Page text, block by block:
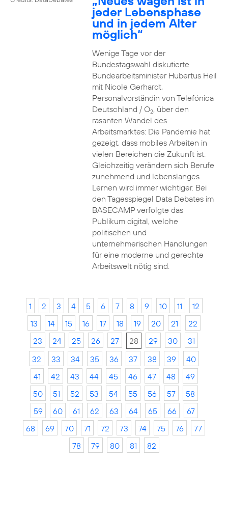
jeder Lebensphase
und in jedem Alter
möglich“
Wenige Tage vor der
Bundestagswahl diskutierte
Bundearbeitsminister Hubertus Heil
mit Nicole Gerhardt,
Personalvorständin von Telefónica
Deutschland / O2, über den
rasanten Wandel des
Arbeitsmarktes: Die Pandemie hat
gezeigt, dass mobiles Arbeiten in
vielen Bereichen die Zukunft ist.
Gleichzeitig verändern sich Berufe
zunehmend und lebenslanges
Lernen wird immer wichtiger. Bei
den Tagesspiegel Data Debates im
BASECAMP verfolgte das
Publikum digital, welche
politischen und
unternehmerischen Handlungen
für eine moderne und gerechte
Arbeitswelt nötig sind.
1 2 3 4 5 6 7 8 9 10 11
12
13
14 15 16 17 18 19 20 21
22
23
24 25 26 27 28 29 30
31
32
33 34 35 36 37 38 39
40
41
42 43 44 45 46 47 48
49
50
51 52 53 54 55 56 57
58
59
60 61 62 63 64 65 66
67
68
69 70 71 72 73 74 75 76
77
78
79 80 81 82